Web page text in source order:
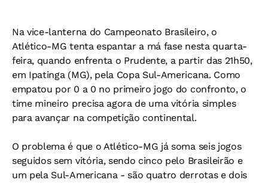
Na vice-lanterna do Campeonato Brasileiro, o
Atlético-MG tenta espantar a má fase nesta quarta-
feira, quando enfrenta o Prudente, a partir das 21h50,
em Ipatinga (MG), pela Copa Sul-Americana. Como
empatou por 0 a 0 no primeiro jogo do confronto, o
time mineiro precisa agora de uma vitória simples
para avançar na competição continental.
O problema é que o Atlético-MG já soma seis jogos
seguidos sem vitória, sendo cinco pelo Brasileirão e
um pela Sul-Americana - são quatro derrotas e dois